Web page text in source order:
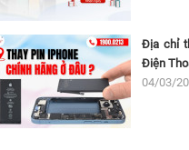
Địa chỉ
Điện
04/03/